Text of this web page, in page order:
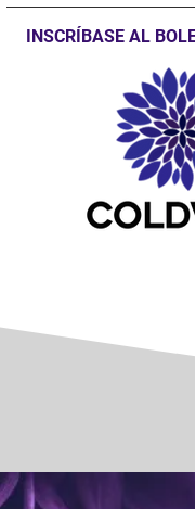
INSCRÍBASE AL